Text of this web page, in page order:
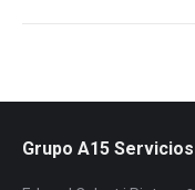
Grupo A15 Servicios